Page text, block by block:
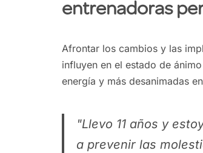
entrenadoras
Afrontar los cambios y las
influyen en el estado de
energía y más desanimadas
"Llevo 11 años y
a prevenir las